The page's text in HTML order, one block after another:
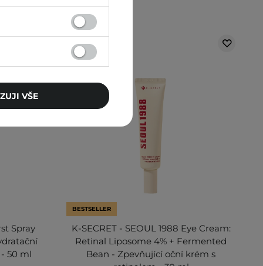
Spray
50 ml
BESTSELLER
K-SECRET - SEOUL 1988 Eye Cream:
Retinal Liposome 4% + Fermented
Bean - Zpevňující oční krém s
VŠE